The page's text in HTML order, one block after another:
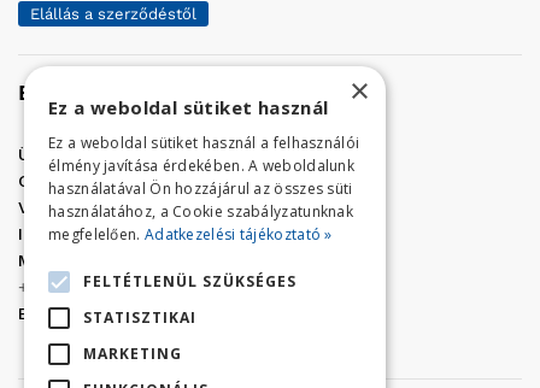
Elállás a szerződéstől
Elérhetőség
Üzletünk címe:Szolnok, Vércse út 17.
Golf Center Áruház:06 (56) 423-324
VÁR-Kert Áruház: 06 (56) 429-771
Iroda:06 (56) 421-857
Megrendelés, termék információ:
+36 (70) 938-3356
E-mail:
golfaruhaz@gmail.com
×
Ez a weboldal sütiket használ
Ez a weboldal sütiket használ a felhasználói
élmény javítása érdekében. A weboldalunk
használatával Ön hozzájárul az összes süti
használatához, a Cookie szabályzatunknak
megfelelően. Adatkezelési tájékoztató »
FELTÉTLENÜL SZÜKSÉGES
STATISZTIKAI
MARKETING